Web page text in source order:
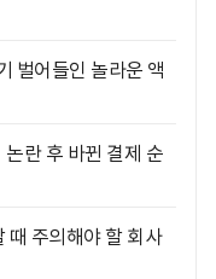
벌어들인 놀라운 액
란 후 바뀐 결제 순
때 주의해야 할 회사